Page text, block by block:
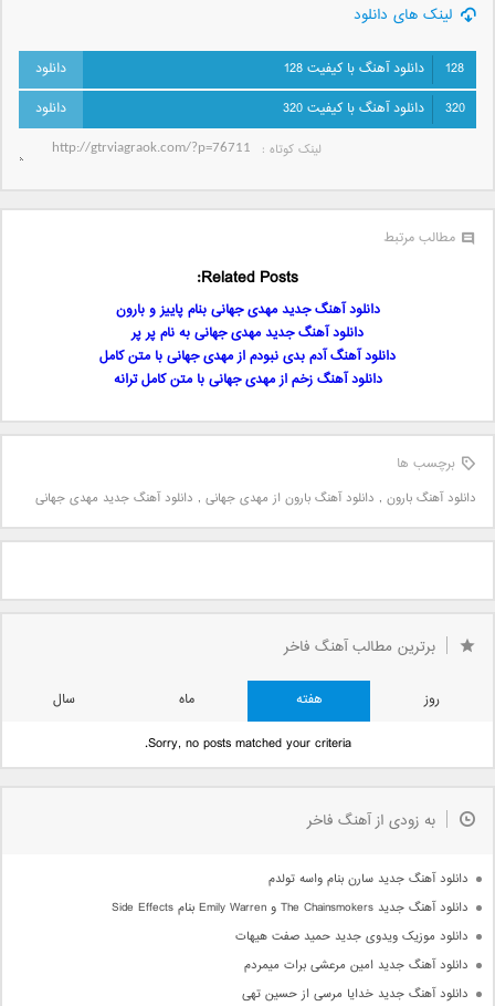
لینک های دانلود
128
دانلود آهنگ با کیفیت 128
320
دانلود آهنگ با کیفیت 320
لینک کوتاه‌ :
مطالب مرتبط
Related Posts:
دانلود آهنگ جدید مهدی جهانی بنام پاییز و بارون
دانلود آهنگ جدید مهدی جهانی به نام پر پر
دانلود آهنگ آدم بدی نبودم از مهدی جهانی با متن کامل
دانلود آهنگ زخم از مهدی جهانی با متن کامل ترانه
برچسب ها
دانلود آهنگ بارون , دانلود آهنگ بارون از مهدی جهانی , دانلود آهنگ جدید مهدی جهانی
برترین مطالب آهنگ فاخر
روز هفته ماه
سال
Sorry, no posts matched your criteria.
به زودی از آهنگ فاخر
دانلود آهنگ جدید سارن بنام واسه تولدم
دانلود آهنگ جدید The Chainsmokers و Emily Warren بنام Side Effects
دانلود موزیک ویدوی جدید حمید صفت هیهات
دانلود آهنگ جدید امین مرعشی برات میمردم
دانلود آهنگ جدید خدایا مرسی از حسین تهی